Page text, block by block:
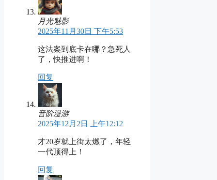
月光魅影
2025年11月30日 下午5:53
这法案到底卡在哪？急死人
了，快推进啊！
回复
音阶漫游
2025年12月2日 上午12:12
才20岁就上街太燃了，年轻
一代顶得上！
回复